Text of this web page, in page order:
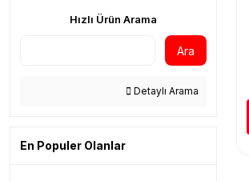
Hızlı Ürün Arama
Ara
Detaylı Arama
En Populer Olanlar